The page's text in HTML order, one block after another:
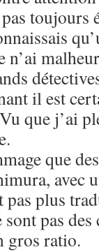
pas
il est
que j’ai
que
avec
plus
pas
gros ratio.